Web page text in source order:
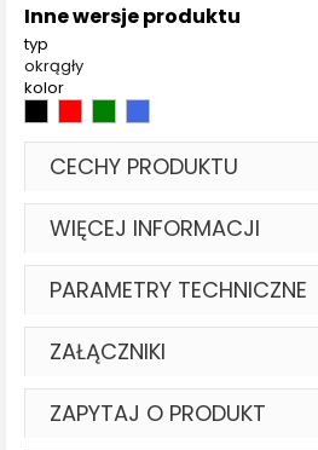
Inne wersje produktu
typ
okrągły
kolor
CECHY PRODUKTU
WIĘCEJ INFORMACJI
PARAMETRY TECHNICZNE
ZAŁĄCZNIKI
ZAPYTAJ O PRODUKT